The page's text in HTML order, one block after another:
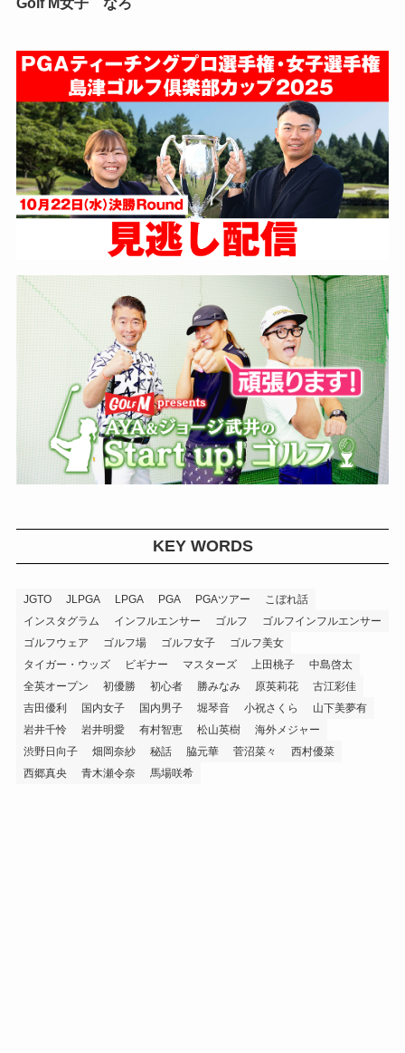
KEY WORDS
JGTO JLPGA LPGA PGA PGAツアー
こぼれ話
インスタグラム
インフルエンサー ゴルフ
ゴルフインフルエンサー
ゴルフウェア
ゴルフ場 ゴルフ女子
ゴルフ美女
タイガー・ウッズ
ビギナー マスターズ 上田桃子
中島啓太
全英オープン
初優勝 初心者 勝みなみ 原英莉花
古江彩佳
吉田優利
国内女子 国内男子 堀琴音 小祝さくら
山下美夢有
岩井千怜
岩井明愛 有村智恵 松山英樹
海外メジャー
渋野日向子
畑岡奈紗 秘話 脇元華 菅沼菜々
西村優菜
西郷真央
青木瀬令奈 馬場咲希